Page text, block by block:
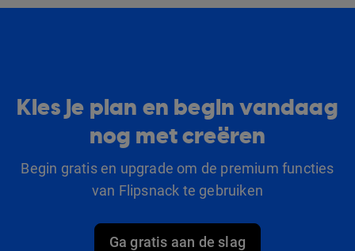
Kies je plan en begin vandaag
nog met creëren
Begin gratis en upgrade om de premium functies
van Flipsnack te gebruiken
Ga gratis aan de slag